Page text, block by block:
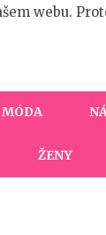
webu.
MÓDA
ŽENY